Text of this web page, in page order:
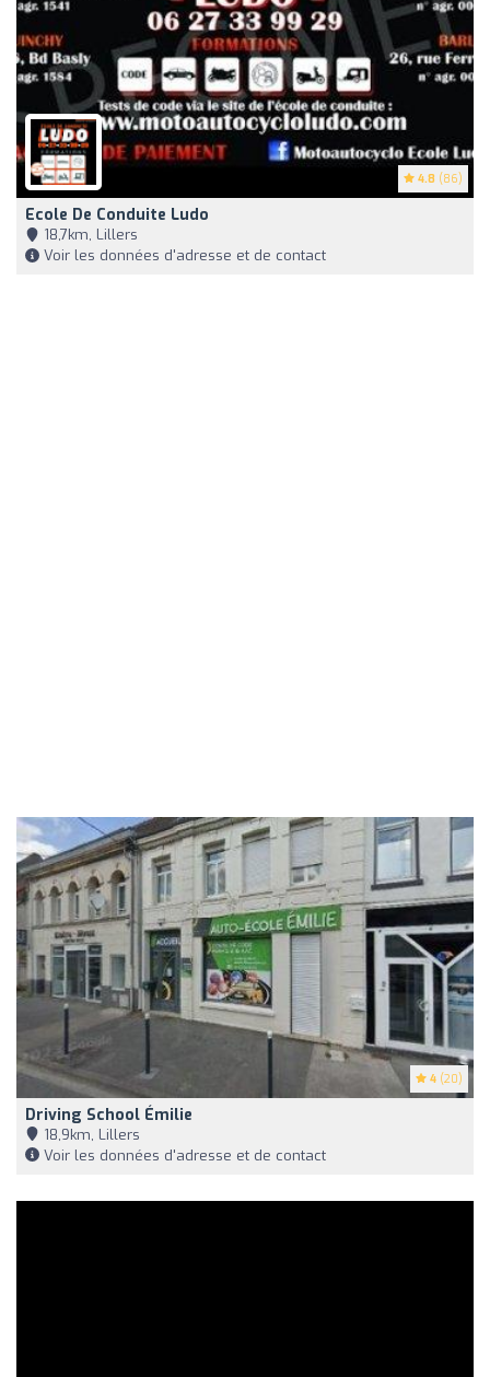
4.8 (86)
Ecole De Conduite Ludo
18,7km, Lillers
Voir les données d'adresse et de contact
4 (20)
Driving School Émilie
18,9km, Lillers
Voir les données d'adresse et de contact